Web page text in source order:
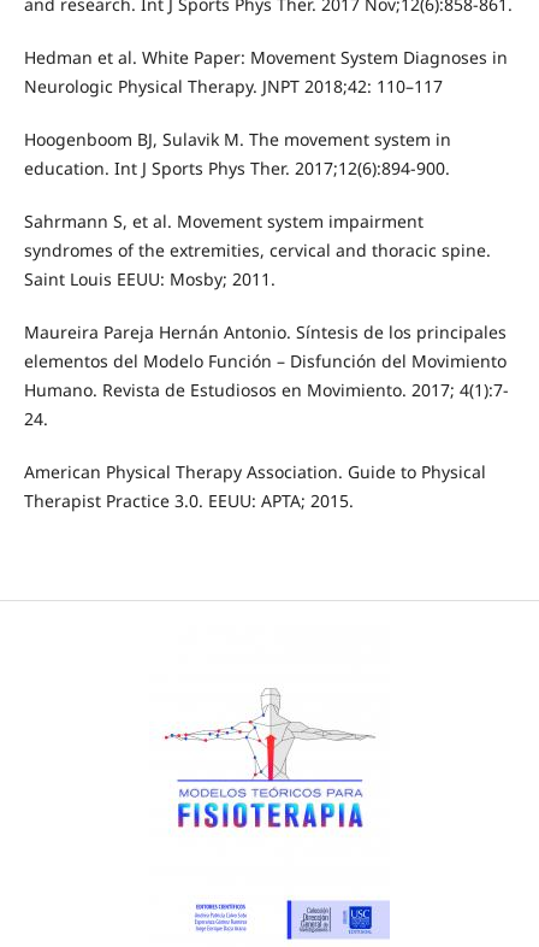
Hedman et al. White Paper: Movement System Diagnoses in
Neurologic Physical Therapy. JNPT 2018;42: 110–117
Hoogenboom BJ, Sulavik M. The movement system in
education. Int J Sports Phys Ther. 2017;12(6):894-900.
Sahrmann S, et al. Movement system impairment
syndromes of the extremities, cervical and thoracic spine.
Saint Louis EEUU: Mosby; 2011.
Maureira Pareja Hernán Antonio. Síntesis de los principales
elementos del Modelo Función – Disfunción del Movimiento
Humano. Revista de Estudiosos en Movimiento. 2017; 4(1):7-
24.
American Physical Therapy Association. Guide to Physical
Therapist Practice 3.0. EEUU: APTA; 2015.